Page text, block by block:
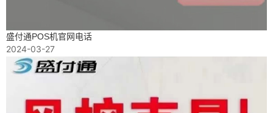
盛付通POS机官网电话
2024-03-27